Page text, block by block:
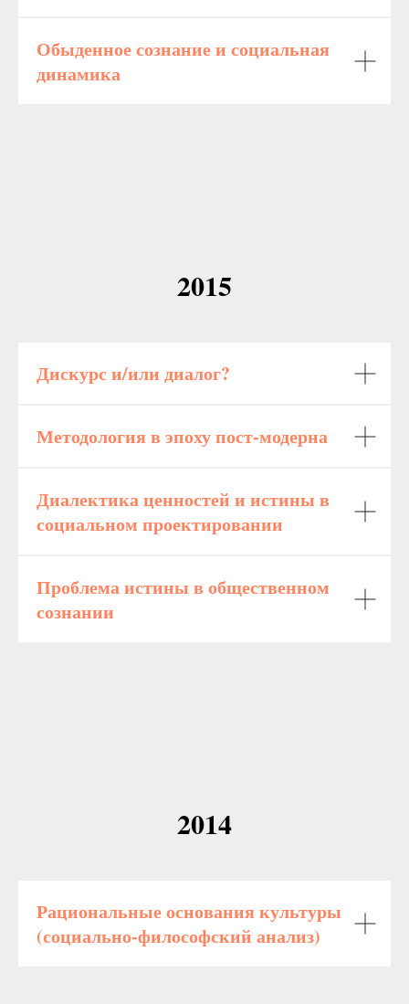
Обыденное сознание и социальная
динамика
2015
Дискурс и/или диалог?
Методология в эпоху пост-модерна
Диалектика ценностей и истины в
социальном проектировании
Проблема истины в общественном
сознании
2014
Рациональные основания культуры
(социально-философский анализ)